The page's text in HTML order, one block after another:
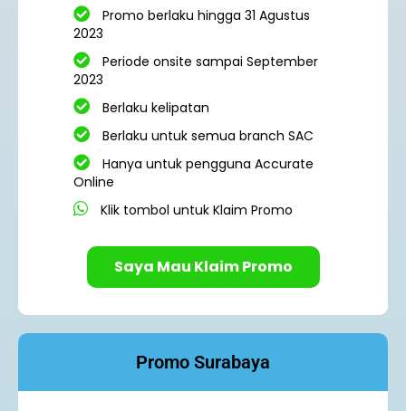
Promo berlaku hingga 31 Agustus
2023
Periode onsite sampai September
2023
Berlaku kelipatan
Berlaku untuk semua branch SAC
Hanya untuk pengguna Accurate
Online
Klik tombol untuk Klaim Promo
Saya Mau Klaim Promo
Promo Surabaya